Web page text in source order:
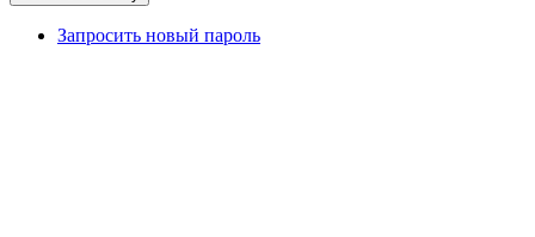
Запросить новый пароль